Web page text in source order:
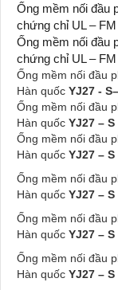
Ống mềm nối đầu
chứng chỉ UL –
Ống mềm nối đầu
chứng chỉ UL –
Ống mềm nối đầu
Hàn quốc YJ27 -
Ống mềm nối đầu
Hàn quốc YJ27 – S
Ống mềm nối đầu
Hàn quốc YJ27 – S
Ống mềm nối đầu
Hàn quốc YJ27 – S
Ống mềm nối đầu
Hàn quốc YJ27 – S
Ống mềm nối đầu
Hàn quốc YJ27 – S